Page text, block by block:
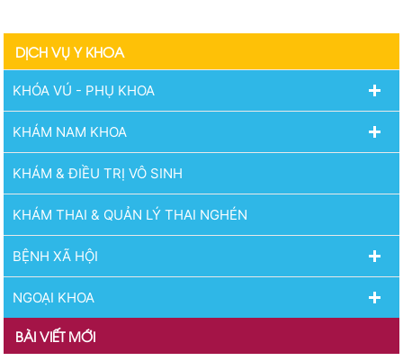
thầu tham gia gói thầu:
Mua sắm Vắc xin thuộc kế
hoạch lựa chọn nhà thầu
cung cấp thuốc của Bệnh
DỊCH VỤ Y KHOA
KHÓA VÚ - PHỤ KHOA
KHÁM NAM KHOA
KHÁM & ĐIỀU TRỊ VÔ SINH
KHÁM THAI & QUẢN LÝ THAI NGHÉN
BỆNH XÃ HỘI
NGOẠI KHOA
BÀI VIẾT MỚI